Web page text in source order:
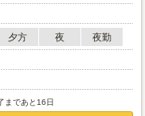
夕方 夜
夜勤
まであと16日